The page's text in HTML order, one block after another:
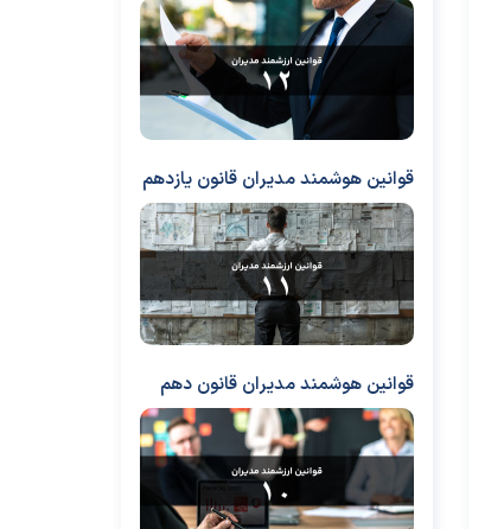
قوانین هوشمند مدیران قانون یازدهم
قوانین هوشمند مدیران قانون دهم